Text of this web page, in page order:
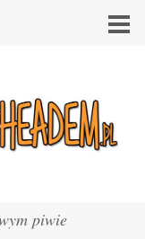
piwie